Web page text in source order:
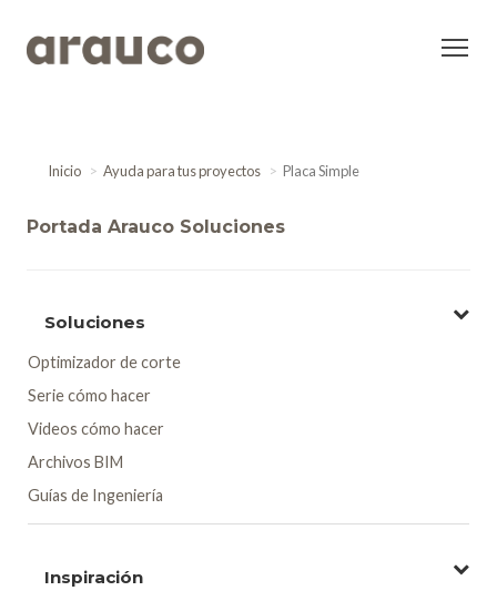
Inicio Ayuda para tus proyectos Placa Simple
Portada Arauco Soluciones
Soluciones
Optimizador de corte
Serie cómo hacer
Videos cómo hacer
Archivos BIM
Guías de Ingeniería
Inspiración